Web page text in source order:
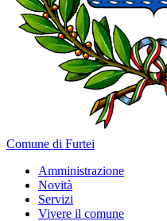
Comune di Furtei
Amministrazione
Novità
Servizi
Vivere il comune